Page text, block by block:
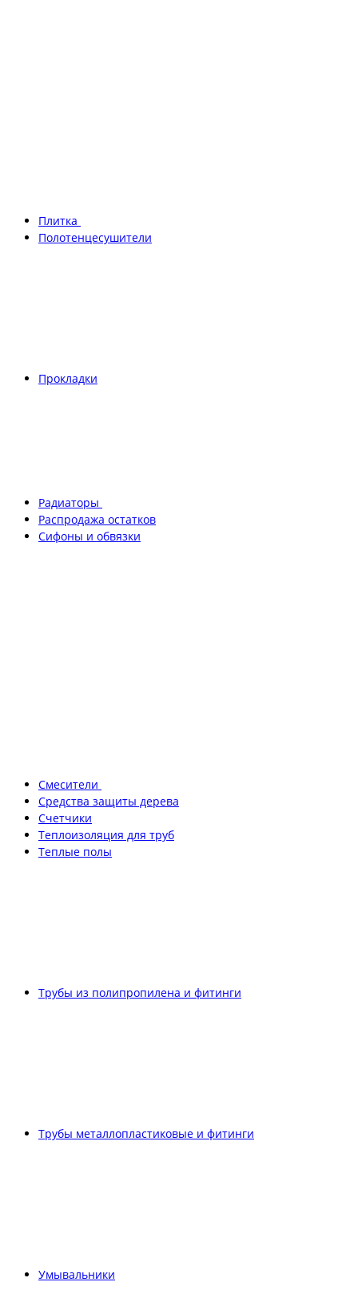
Плитка
Полотенцесушители
Прокладки
Радиаторы
Распродажа остатков
Сифоны и обвязки
Смесители
Средства защиты дерева
Счетчики
Теплоизоляция для труб
Теплые полы
Трубы из полипропилена и фитинги
Трубы металлопластиковые и фитинги
Умывальники